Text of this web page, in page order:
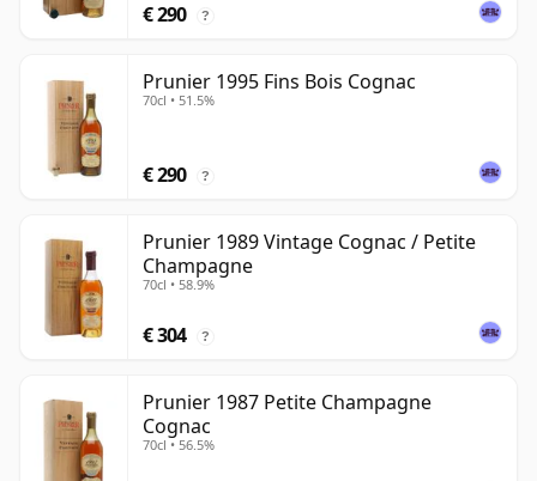
€ 290 ?
Prunier 1995 Fins Bois Cognac
70cl • 51.5%
€ 290 ?
Prunier 1989 Vintage Cognac / Petite
Champagne
70cl • 58.9%
€ 304 ?
Prunier 1987 Petite Champagne
Cognac
70cl • 56.5%